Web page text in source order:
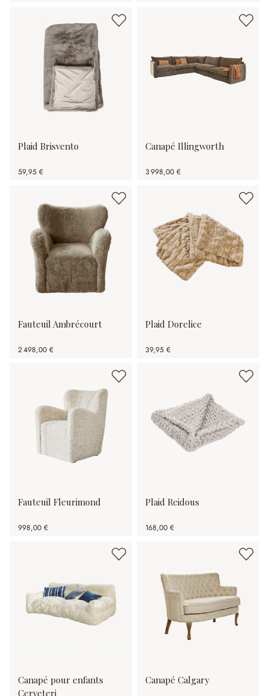
Plaid Brisvento
59,95 €
Canapé Illingworth
3 998,00 €
Fauteuil Ambrécourt
2 498,00 €
Plaid Dorelice
39,95 €
Fauteuil Fleurimond
998,00 €
Plaid Reidous
168,00 €
Canapé pour enfants
Cerveteri
Canapé Calgary